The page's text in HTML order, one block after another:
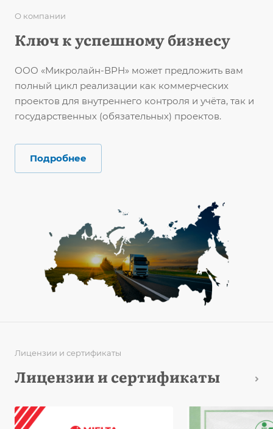
О компании
Ключ к успешному бизнесу
ООО «Микролайн-ВРН» может предложить вам
полный цикл реализации как коммерческих
проектов для внутреннего контроля и учёта, так и
государственных (обязательных) проектов.
Подробнее
Лицензии и сертификаты
Лицензии и сертификаты